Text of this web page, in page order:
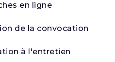
en ligne
de la convocation
à l'entretien